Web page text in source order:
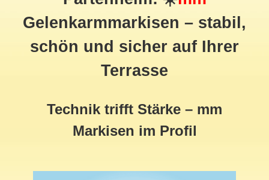
Gelenkarmmarkisen – stabil,
schön und sicher auf Ihrer
Terrasse
Technik trifft Stärke – mm
Markisen im Profil